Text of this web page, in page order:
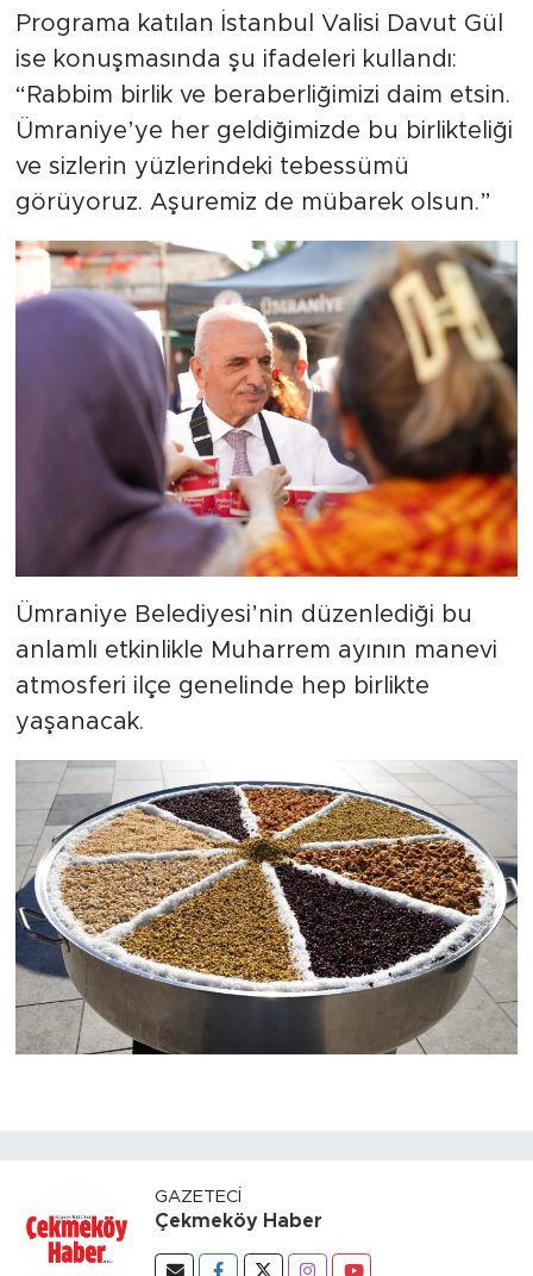
Programa katılan İstanbul Valisi Davut Gül
ise konuşmasında şu ifadeleri kullandı:
“Rabbim birlik ve beraberliğimizi daim etsin.
Ümraniye’ye her geldiğimizde bu birlikteliği
ve sizlerin yüzlerindeki tebessümü
görüyoruz. Aşuremiz de mübarek olsun.”
Ümraniye Belediyesi’nin düzenlediği bu
anlamlı etkinlikle Muharrem ayının manevi
atmosferi ilçe genelinde hep birlikte
yaşanacak.
GAZETECI
Çekmeköy Haber